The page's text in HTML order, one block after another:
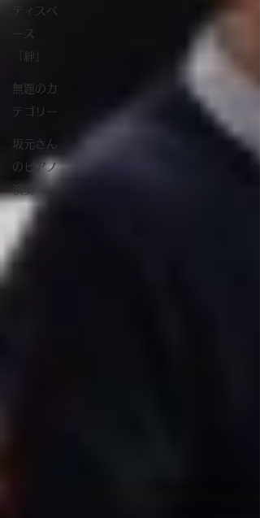
ティスペ
ース
「絆」
無題のカ
テゴリー
坂元さん
のピアノ